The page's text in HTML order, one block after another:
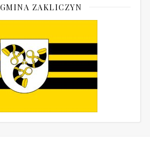
GMINA ZAKLICZYN